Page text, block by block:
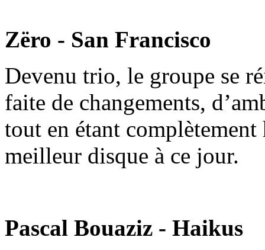
Zëro - San Francisco
Devenu trio, le groupe se
faite de changements,
tout en étant
meilleur disque à ce jour.
Pascal Bouaziz - Haikus